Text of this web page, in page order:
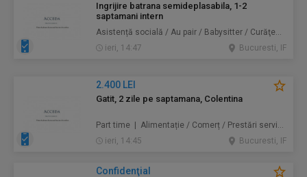
Ingrijire batrana semideplasabila, 1-2
saptamani intern
Asistență socială / Au pair / Babysitter / Curăţenie / Prestări servicii
ieri, 14:47
Bucuresti, IF
2.400 LEI
Gatit, 2 zile pe saptamana, Colentina
Part time | Alimentație / Comerț / Prestări servicii
ieri, 14:45
Bucuresti, IF
Confidenţial